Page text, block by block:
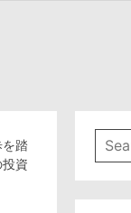
を踏
資